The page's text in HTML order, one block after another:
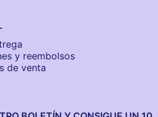
y reembolsos
de venta